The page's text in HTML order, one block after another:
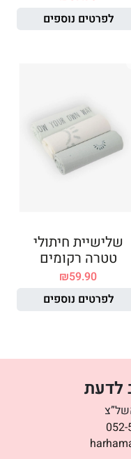
לפרטים נוספים
שלישיית חיתולי
טטרה רקומים
₪59.90
לפרטים נוספים
לדעת